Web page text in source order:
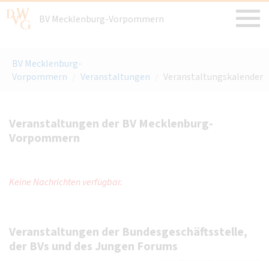
BV Mecklenburg-Vorpommern
BV Mecklenburg-
Vorpommern
Veranstaltungen Veranstaltungskalender
Veranstaltungen der BV Mecklenburg-
Vorpommern
Keine Nachrichten verfügbar.
Veranstaltungen der Bundesgeschäftsstelle,
der BVs und des Jungen Forums